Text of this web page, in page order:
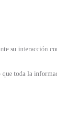
su interacción
toda la